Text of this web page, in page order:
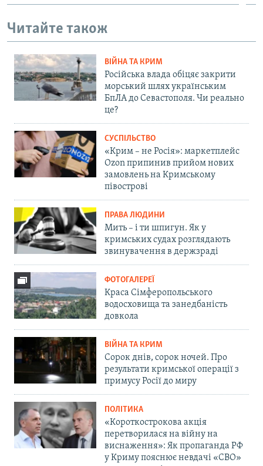
Читайте також
ВІЙНА ТА КРИМ
Російська влада обіцяє закрити
морський шлях українським
БпЛА до Севастополя. Чи реально
це?
СУСПІЛЬСТВО
«Крим – не Росія»: маркетплейс
Ozon припинив прийом нових
замовлень на Кримському
півострові
ПРАВА ЛЮДИНИ
Мить – і ти шпигун. Як у
кримських судах розглядають
звинувачення в держзраді
ФОТОГАЛЕРЕЇ
Краса Сімферопольського
водосховища та занедбаність
довкола
ВІЙНА ТА КРИМ
Сорок днів, сорок ночей. Про
результати кримської операції з
примусу Росії до миру
ПОЛІТИКА
«Короткострокова акція
перетворилася на війну на
виснаження»: Як пропаганда РФ
у Криму пояснює невдачі «СВО»